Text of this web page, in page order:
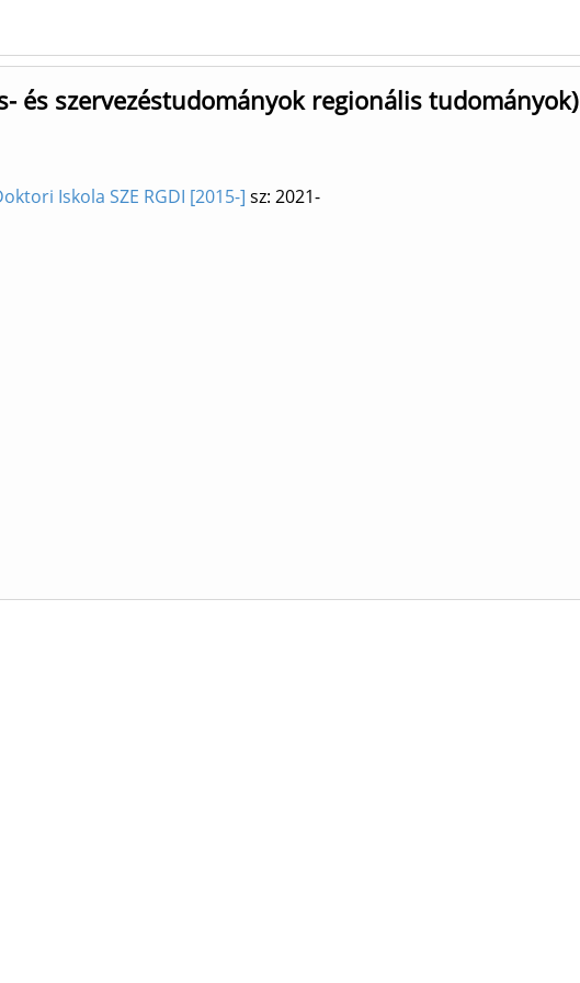
és szervezéstudományok regionális tudományok)
Iskola SZE RGDI [2015-] sz: 2021-